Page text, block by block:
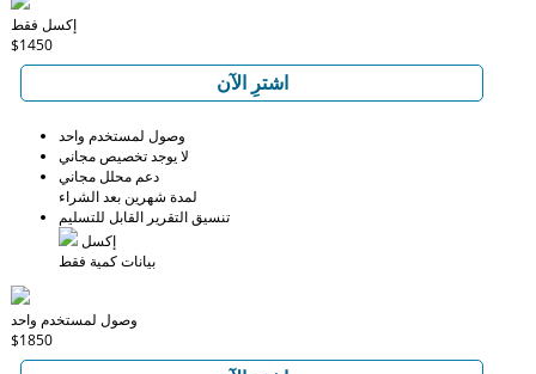
إكسل فقط
$1450
اشترِ الآن
وصول لمستخدم واحد
لا يوجد تخصيص مجاني
دعم محلل مجاني
لمدة شهرين بعد الشراء
تنسيق التقرير القابل للتسليم
إكسل
بيانات كمية فقط
وصول لمستخدم واحد
$1850